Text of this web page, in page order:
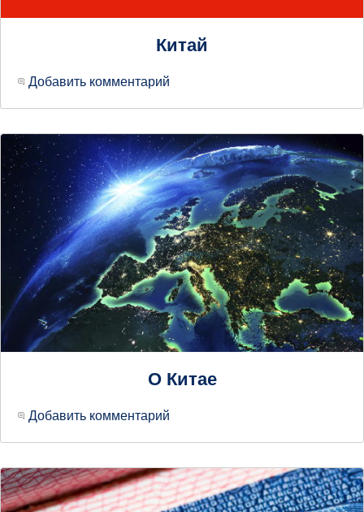
Китай
Добавить комментарий
О Китае
Добавить комментарий